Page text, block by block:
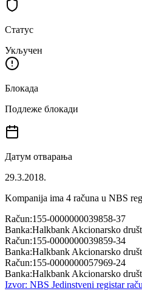
Статус
Укључен
Блокада
Подлеже блокади
Датум отварања
29.3.2018.
Kompanija ima 4 računa u NBS
Račun:155-0000000039858-37
Banka:Halkbank Akcionarsko
Račun:155-0000000039859-34
Banka:Halkbank Akcionarsko
Račun:155-0000000057969-24
Banka:Halkbank Akcionarsko
Izvor: NBS Jedinstveni registar